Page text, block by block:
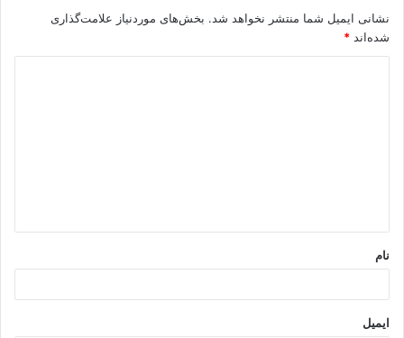
نشانی ایمیل شما منتشر نخواهد شد. بخش‌های موردنیاز علامت‌گذاری
شده‌اند *
*
نام
ایمیل